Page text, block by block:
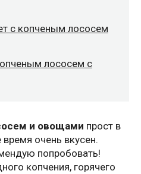
с копченым лососем
лососем с
и овощами прост в
время очень вкусен.
попробовать!
копчения, горячего